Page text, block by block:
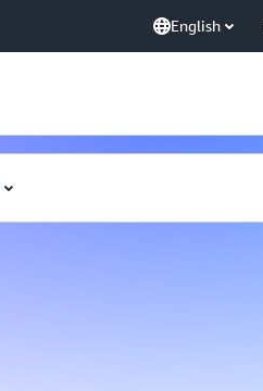
English